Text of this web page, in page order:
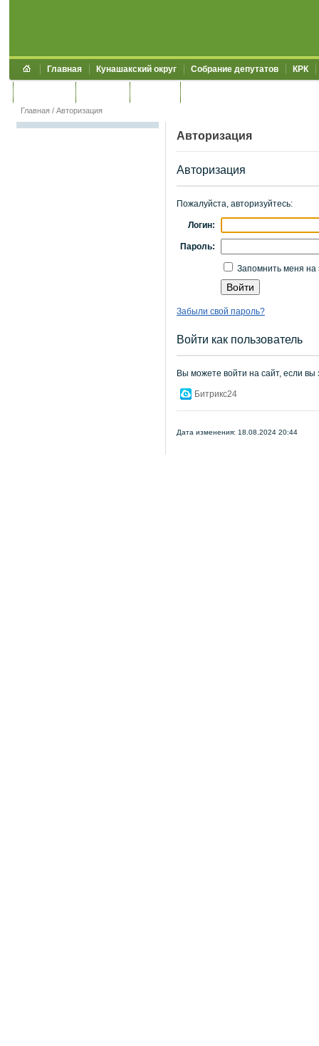
Главная Кунашакский округ Собрание депутатов КРК
Главная / Авторизация
Авторизация
Авторизация
Пожалуйста, авторизуйтесь:
Логин:
Пароль:
Запомнить меня на
Забыли свой пароль?
Войти как пользователь
Вы можете войти на сайт, если вы
Битрикс24
Дата изменения: 18.08.2024 20:44